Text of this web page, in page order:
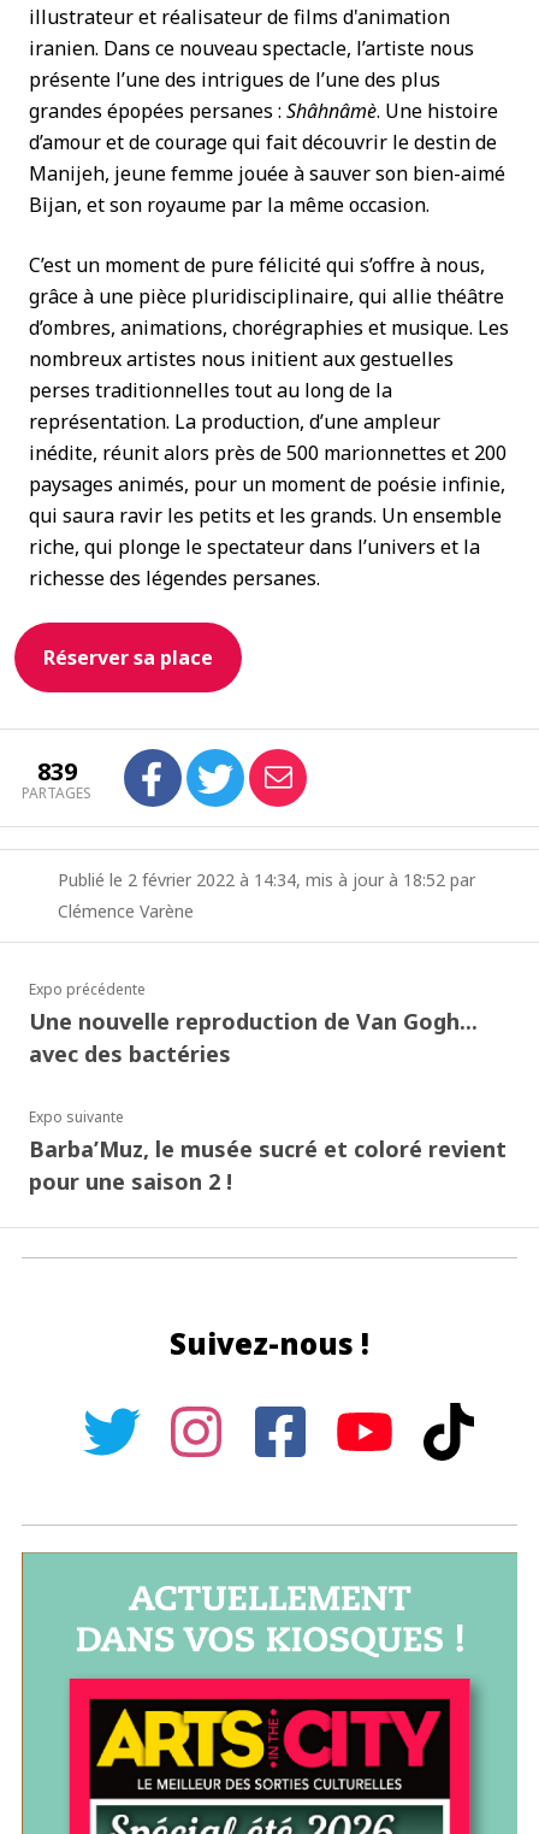
illustrateur et réalisateur de films d'animation
iranien. Dans ce nouveau spectacle, l’artiste nous
présente l’une des intrigues de l’une des plus
grandes épopées persanes : Shâhnâmè. Une histoire
d’amour et de courage qui fait découvrir le destin de
Manijeh, jeune femme jouée à sauver son bien-aimé
Bijan, et son royaume par la même occasion.
C’est un moment de pure félicité qui s’offre à nous,
grâce à une pièce pluridisciplinaire, qui allie théâtre
d’ombres, animations, chorégraphies et musique. Les
nombreux artistes nous initient aux gestuelles
perses traditionnelles tout au long de la
représentation. La production, d’une ampleur
inédite, réunit alors près de 500 marionnettes et 200
paysages animés, pour un moment de poésie infinie,
qui saura ravir les petits et les grands. Un ensemble
riche, qui plonge le spectateur dans l’univers et la
richesse des légendes persanes.
Réserver sa place
839
PARTAGES
Publié le 2 février 2022 à 14:34, mis à jour à 18:52 par
Clémence Varène
Expo précédente
Une nouvelle reproduction de Van Gogh...
avec des bactéries
Expo suivante
Barba’Muz, le musée sucré et coloré revient
pour une saison 2 !
Suivez-nous !